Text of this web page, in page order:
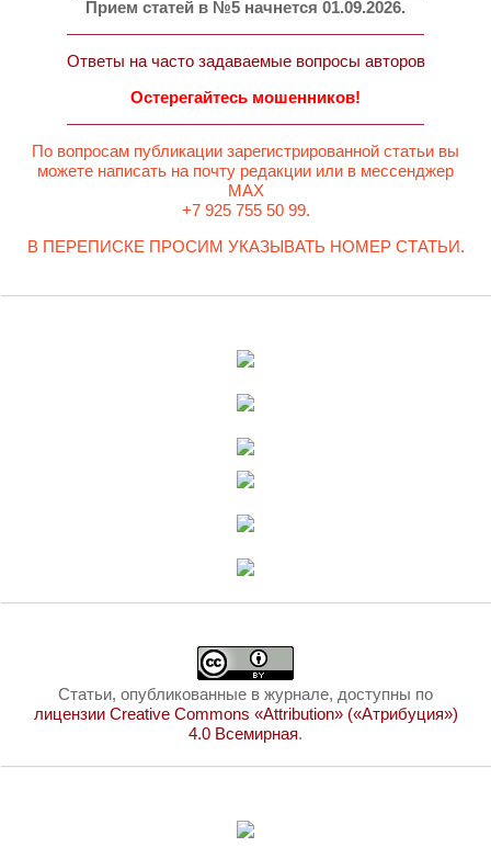
Прием статей в №5 начнется 01.09.2026.
Ответы на часто задаваемые вопросы авторов
Остерегайтесь мошенников!
По вопросам публикации зарегистрированной статьи вы
можете написать на почту редакции или в мессенджер
MAX
+7 925 755 50 99.
В ПЕРЕПИСКЕ ПРОСИМ УКАЗЫВАТЬ НОМЕР СТАТЬИ.
Статьи, опубликованные в журнале, доступны по
лицензии Creative Commons «Attribution» («Атрибуция»)
4.0 Всемирная.